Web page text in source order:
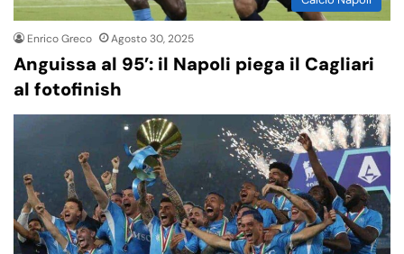
Enrico Greco Agosto 30, 2025
Anguissa al 95’: il Napoli piega il Cagliari
al fotofinish